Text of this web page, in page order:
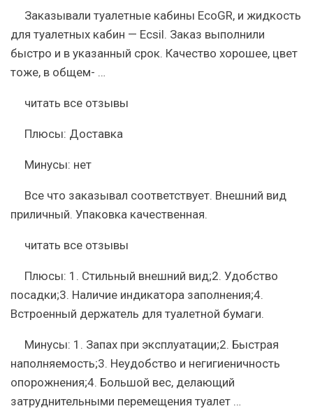
Заказывали туалетные кабины EcoGR, и жидкость
для туалетных кабин — Ecsil. Заказ выполнили
быстро и в указанный срок. Качество хорошее, цвет
тоже, в общем- …
читать все отзывы
Плюсы: Доставка
Минусы: нет
Все что заказывал соответствует. Внешний вид
приличный. Упаковка качественная.
читать все отзывы
Плюсы: 1. Стильный внешний вид;2. Удобство
посадки;3. Наличие индикатора заполнения;4.
Встроенный держатель для туалетной бумаги.
Минусы: 1. Запах при эксплуатации;2. Быстрая
наполняемость;3. Неудобство и негигиеничность
опорожнения;4. Большой вес, делающий
затруднительными перемещения туалет …